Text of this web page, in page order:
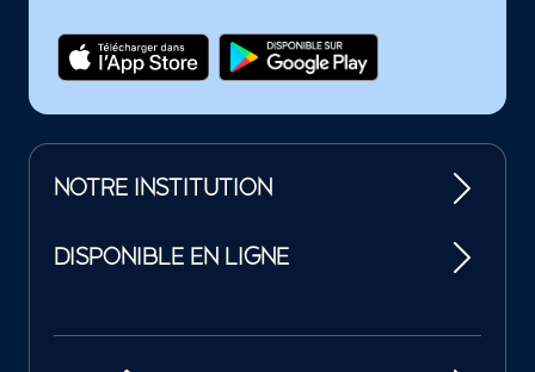
NOTRE INSTITUTION
DISPONIBLE EN LIGNE